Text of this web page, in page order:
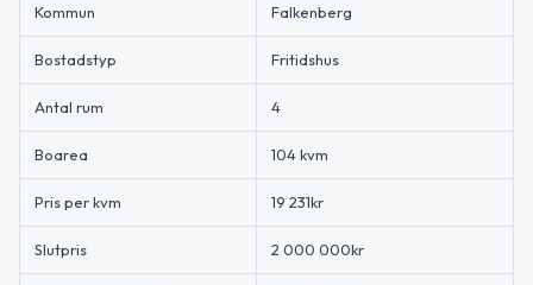
Kommun Falkenberg
Bostadstyp Fritidshus
Antal rum 4
Boarea 104 kvm
Pris per kvm 19 231kr
Slutpris 2 000 000kr